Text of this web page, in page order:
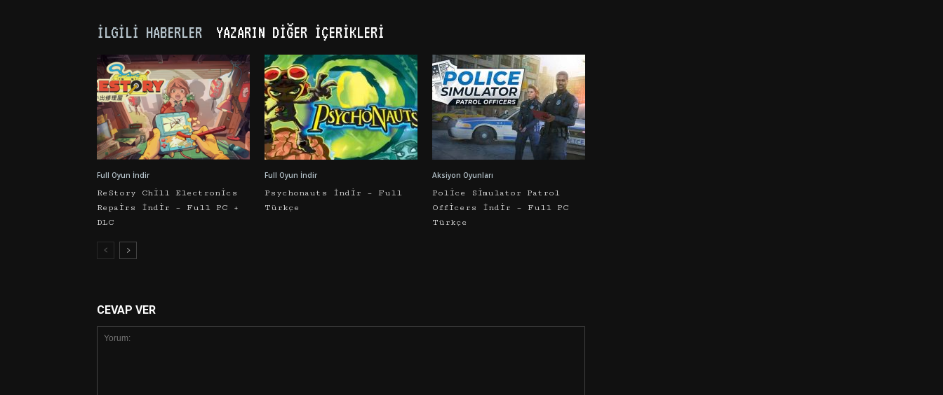
İLGILI HABERLER YAZARIN DIĞER İÇERIKLERI
Full Oyun İndir
ReStory Chill Electronics
Repairs İndir – Full PC +
DLC
Full Oyun İndir
Psychonauts İndir – Full
Türkçe
Aksiyon Oyunları
Police Simulator Patrol
Officers İndir – Full PC
Türkçe
CEVAP VER